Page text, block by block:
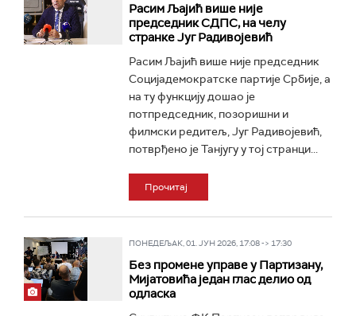
Расим Љајић више није
председник СДПС, на челу
странке Југ Радивојевић
Расим Љајић више није председник
Социjадемократске партије Србије, а
на ту функцију дошао је
потпредседник, позоришни и
филмски редитељ, Југ Радивојевић,
потврђено је Танјугу у тој странци...
Прочитај
ПОНЕДЕЉАК, 01. ЈУН 2026, 17:08 -> 17:30
Без промене управе у Партизану,
Мијатовића један глас делио од
одласка